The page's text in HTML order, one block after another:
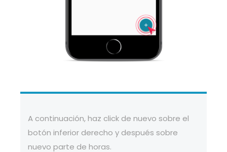
A continuación, haz click de nuevo sobre el
botón inferior derecho y después sobre
nuevo parte de horas.